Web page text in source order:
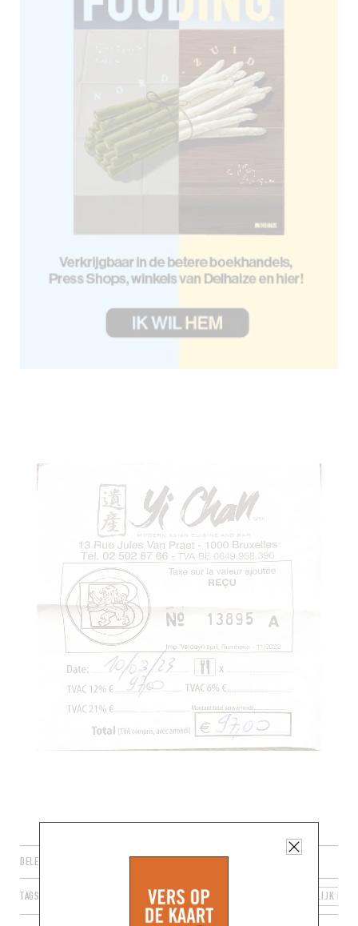
DELEN
TAGS BRUSSEL 1000 BRUSSELS HOOFDSTEDELIJK